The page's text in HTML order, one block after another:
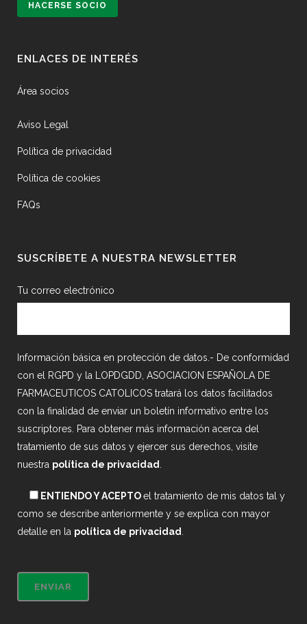
HACERSE SOCIO
ENLACES DE INTERÉS
Área socios
Aviso Legal
Política de privacidad
Política de cookies
FAQs
SUSCRÍBETE A NUESTRA NEWSLETTER
Tu correo electrónico
Información básica en protección de datos.- De conformidad
con el RGPD y la LOPDGDD, ASOCIACION ESPAÑOLA DE
FARMACEUTICOS CATOLICOS tratará los datos facilitados
con la finalidad de enviar un boletín informativo entre los
suscriptores. Para obtener más información acerca del
tratamiento de sus datos y ejercer sus derechos, visite
nuestra política de privacidad
ENTIENDO Y ACEPTOel tratamiento de mis datos tal y
como se describe anteriormente y se explica con mayor
detalle en la política de privacidad